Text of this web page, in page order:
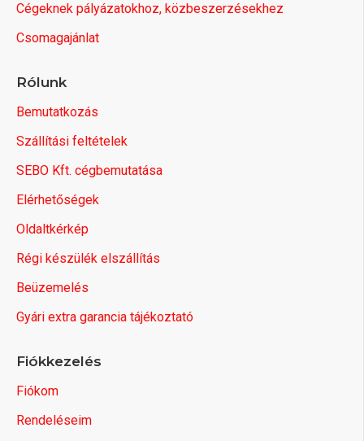
Cégeknek pályázatokhoz, közbeszerzésekhez
Csomagajánlat
Rólunk
Bemutatkozás
Szállítási feltételek
SEBO Kft. cégbemutatása
Elérhetőségek
Oldaltkérkép
Régi készülék elszállítás
Beüzemelés
Gyári extra garancia tájékoztató
Fiókkezelés
Fiókom
Rendeléseim